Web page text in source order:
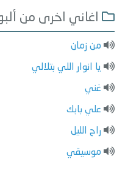
اغاني اخرى من
من زمان
يا انوار اللي بتلالي
غني
علي بابك
راح الليل
موسيقي